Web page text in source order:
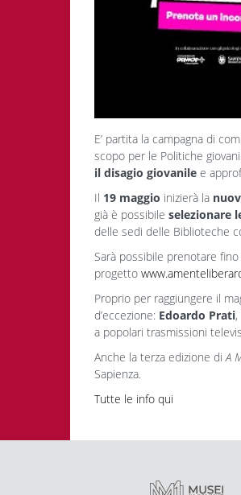
E’ partita la campagna di
scopo per le Politiche
il disagio giovanile e
Il 19 maggio inizierà la
già è possibile selezionare
delle sedi delle Biblioteche
Sarà possibile prenotare
progetto
Proprio per raggiungere il
d’eccezione: Edoardo Prati
a popolari trasmissioni
Anche la terza edizione di A
Sapienza.
Tutte le info qui